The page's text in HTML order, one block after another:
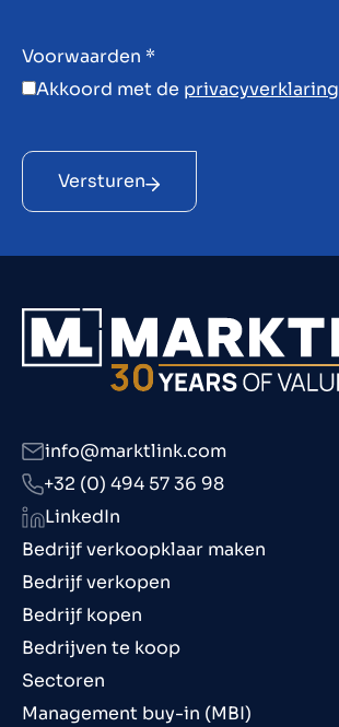
Voorwaarden *
Akkoord met de privacyverklaring
Versturen
Bedrijf verkoopklaar maken
Bedrijf verkopen
Bedrijf kopen
Bedrijven te koop
Sectoren
Management buy-in (MBI)
info@marktlink.com
+32 (0) 494 57 36 98
LinkedIn